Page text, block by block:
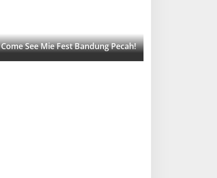
Come See Mie Fest Bandung Pecah!